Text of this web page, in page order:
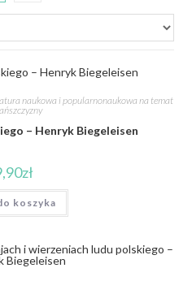
naukowa i popularnonaukowa na temat
– Henryk Biegeleisen
zł
koszyka